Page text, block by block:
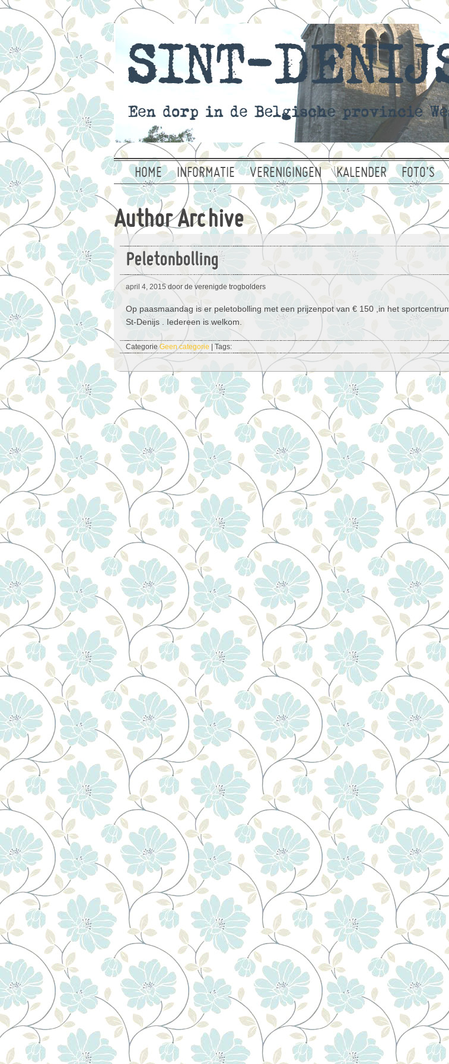
HOME INFORMATIE VERENIGINGEN KALENDER FOTO’S
Author Archive
Peletonbolling
april 4, 2015door de verenigde trogbolders
Op paasmaandag is er peletobolling met een prijzenpot van € 150 ,in het
St-Denijs . Iedereen is welkom.
CategorieGeen categorie | Tags: